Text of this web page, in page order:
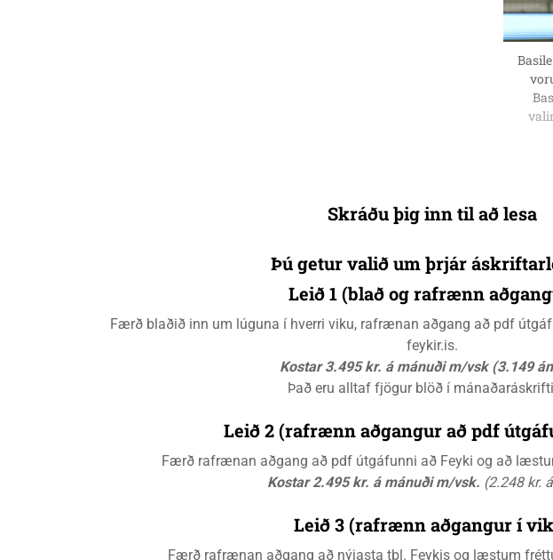
Skráðu þig inn til að lesa
Þú getur valið um þrjár
Leið 1 (blað og rafrænn
Færð blaðið inn um lúguna í hverri viku, rafrænan aðgang að pdf
feykir.is.
Kostar 3.495 kr. á mánuði m/vsk (3.149
Það eru alltaf fjögur blöð í
Leið 2 (rafrænn aðgangur að pdf
Færð rafrænan aðgang að pdf útgáfunni að Feyki og að
Kostar 2.495 kr. á mánuði m/vsk. (2.248 kr.
Leið 3 (rafrænn aðgangur í
Færð rafrænan aðgang að nýjasta tbl. Feykis og læstum